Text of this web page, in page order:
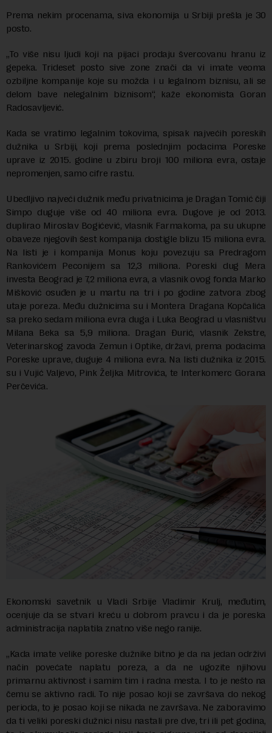
Prema nekim procenama, siva ekonomija u Srbiji prešla je 30
posto.
„To više nisu ljudi koji na pijaci prodaju švercovanu hranu iz
gepeka. Trideset posto sive zone znači da vi imate veoma
ozbiljne kompanije koje su možda i u legalnom biznisu, ali se
delom bave nelegalnim biznisom“, kaže ekonomista Goran
Radosavljević.
Kada se vratimo legalnim tokovima, spisak najvećih poreskih
dužnika u Srbiji, koji prema poslednjim podacima Poreske
uprave iz 2015. godine u zbiru broji 100 miliona evra, ostaje
nepromenjen, samo cifre rastu.
Ubedljivo najveći dužnik među privatnicima je Dragan Tomić čiji
Simpo duguje više od 40 miliona evra. Dugove je od 2013.
duplirao Miroslav Bogićević, vlasnik Farmakoma, pa su ukupne
obaveze njegovih šest kompanija dostigle blizu 15 miliona evra.
Na listi je i kompanija Monus koju povezuju sa Predragom
Rankovićem Peconijem sa 12,3 miliona. Poreski dug Mera
investa Beograd je 7,2 miliona evra, a vlasnik ovog fonda Marko
Mišković osuđen je u martu na tri i po godine zatvora zbog
utaje poreza. Među dužnicima su i Montera Dragana Kopčalića
sa preko sedam miliona evra duga i Luka Beograd u vlasništvu
Milana Beka sa 5,9 miliona. Dragan Đurić, vlasnik Zekstre,
Veterinarskog zavoda Zemun i Optike, državi, prema podacima
Poreske uprave, duguje 4 miliona evra. Na listi dužnika iz 2015.
su i Vujić Valjevo, Pink Željka Mitrovića, te Interkomerc Gorana
Perčevića.
Ekonomski savetnik u Vladi Srbije Vladimir Krulj, međutim,
ocenjuje da se stvari kreću u dobrom pravcu i da je poreska
administracija naplatila znatno više nego ranije.
„Kada imate velike poreske dužnike bitno je da na jedan održivi
način povećate naplatu poreza, a da ne ugozite njihovu
primarnu aktivnost i samim tim i radna mesta. I to je nešto na
čemu se aktivno radi. To nije posao koji se završava do nekog
perioda, to je posao koji se nikada ne završava. Ne zaboravimo
da ti veliki poreski dužnici nisu nastali pre dve, tri ili pet godina,